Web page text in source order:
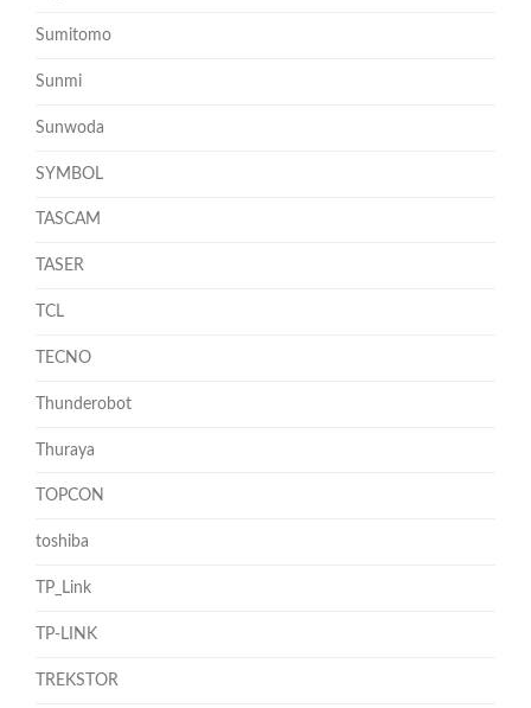
Sumitomo
Sunmi
Sunwoda
SYMBOL
TASCAM
TASER
TCL
TECNO
Thunderobot
Thuraya
TOPCON
toshiba
TP_Link
TP-LINK
TREKSTOR